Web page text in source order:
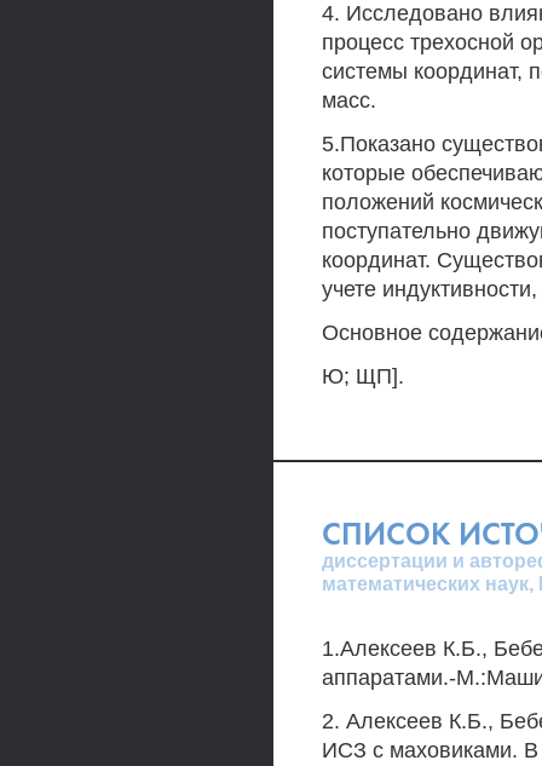
4. Исследовано
процесс трехосной
системы координат,
масс.
5.Показано
которые
положений
поступательно
координат.
учете
Основное
Ю; ЩП].
СПИСОК
диссертации и
математических
1.Алексеев К.Б.,
аппаратами.-
2. Алексеев К.Б.,
ИСЗ с маховиками.